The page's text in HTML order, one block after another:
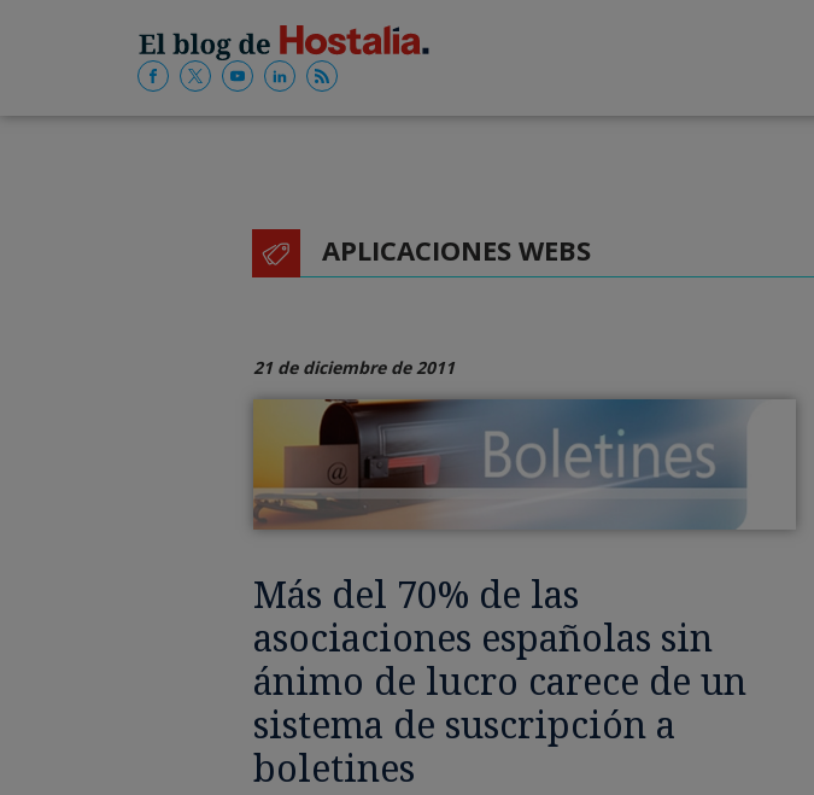
APLICACIONES WEBS
21 de diciembre de 2011
Más del 70% de las
asociaciones españolas sin
ánimo de lucro carece de un
sistema de suscripción a
boletines